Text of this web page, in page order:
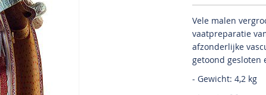
Vele malen
vaatpreparatie
afzonderlijke
getoond gesloten
- Gewicht: 4,2 kg